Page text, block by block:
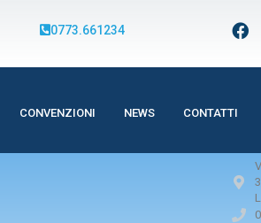
0773.661234
CONVENZIONI NEWS CONTATTI